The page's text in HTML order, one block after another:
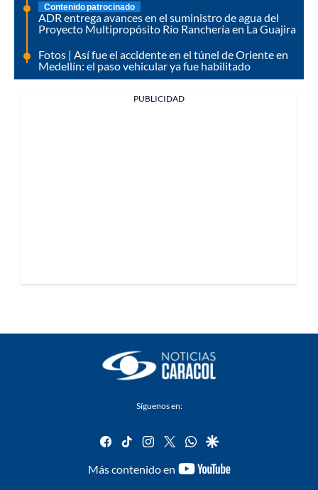
Contenido patrocinado
ADR entrega avances en el suministro de agua del
Proyecto Multipropósito Río Ranchería en La Guajira
Fotos | Así fue el accidente en el túnel de Oriente en
Medellín: el paso vehicular ya fue habilitado
PUBLICIDAD
Síguenos en:
facebook
tiktok instagram
twitterwhatsapp
google
Más contenido en
youtube-